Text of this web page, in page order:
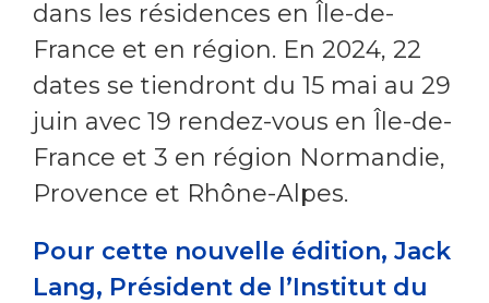
dans les résidences en Île-de-
France et en région. En 2024, 22
dates se tiendront du 15 mai au 29
juin avec 19 rendez-vous en Île-de-
France et 3 en région Normandie,
Provence et Rhône-Alpes.
Pour cette nouvelle édition, Jack
Lang, Président de l’Institut du